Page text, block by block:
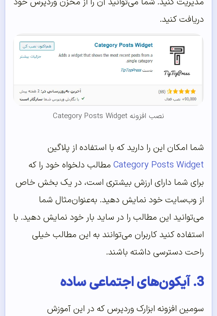
دریافت کنید.
نصب افزونه Category Posts Widget
شما امکان این را دارید که با استفاده از پلاگین
Category Posts Widget مطالب دلخواه خود را که
برای شما دارای ارزش بیشتری است، در یک بخش خاص
از وب‌سایت خود نمایش دهید. به‌عنوان‌مثال شما
می‌توانید این مطالب را در ساید بار خود نمایش دهید. با
استفاده کنید کاربران می‌توانند به این مطالب خیلی
راحت دسترسی داشته باشند.
3. آیکون‌های اجتماعی ساده
سومین افزونه ابزارک وردپرس که در این آموزش